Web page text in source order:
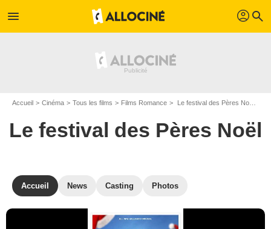
menu profil search
Accueil Cinéma Tous les films Films Romance Le festival des Pères Noël de Jeff Beesley
Le festival des Pères Noël
Accueil News Casting Photos